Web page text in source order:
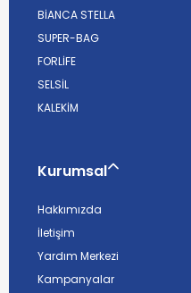
BİANCA STELLA
SUPER-BAG
FORLİFE
SELSİL
KALEKİM
Kurumsal
Hakkımızda
İletişim
Yardım Merkezi
Kampanyalar